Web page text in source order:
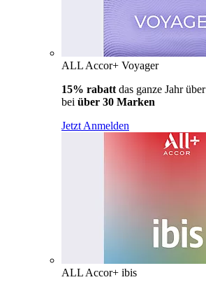
ALL Accor+ Voyager
15% rabatt das ganze Jahr
bei über 30 Marken
Jetzt Anmelden
ALL Accor+ ibis